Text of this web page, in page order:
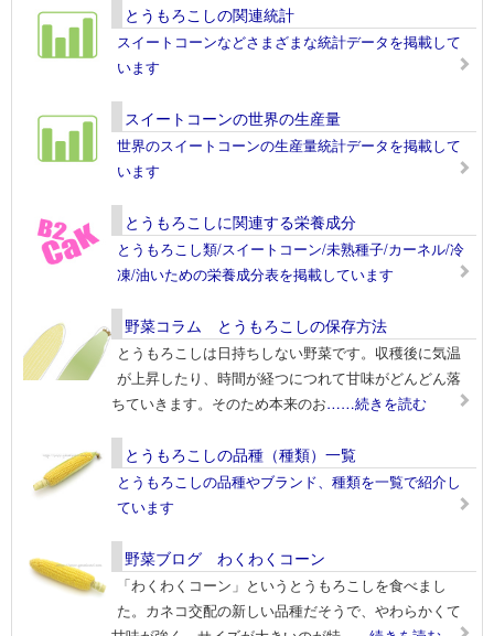
とうもろこしの関連統計
スイートコーンなどさまざまな統計データを掲載して
います
スイートコーンの世界の生産量
世界のスイートコーンの生産量統計データを掲載して
います
とうもろこしに関連する栄養成分
とうもろこし類/スイートコーン/未熟種子/カーネル/冷
凍/油いための栄養成分表を掲載しています
野菜コラム とうもろこしの保存方法
とうもろこしは日持ちしない野菜です。収穫後に気温
が上昇したり、時間が経つにつれて甘味がどんどん落
ちていきます。そのため本来のお……続きを読む
とうもろこしの品種（種類）一覧
とうもろこしの品種やブランド、種類を一覧で紹介し
ています
野菜ブログ わくわくコーン
「わくわくコーン」というとうもろこしを食べまし
た。カネコ交配の新しい品種だそうで、やわらかくて